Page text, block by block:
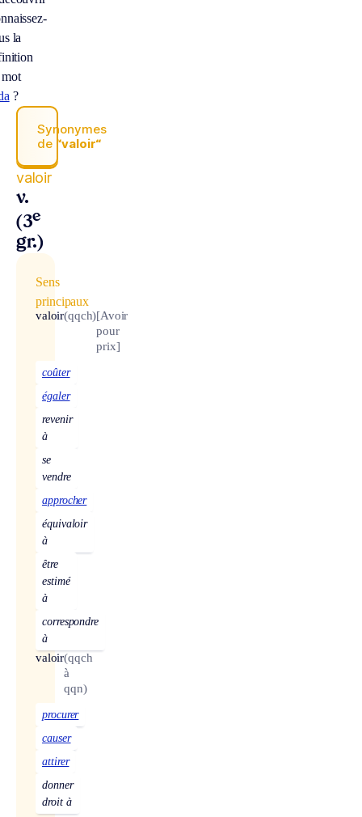
la
?
Synonymes
de “valoir“
valoir
v.
(3e
gr.)
Sens
principaux
valoir(qqch)[Avoir
pour
prix]
coûter
égaler
revenir
à
se
vendre
approcher
équivaloir
à
être
estimé
à
correspondre
à
valoir(qqch
à
qqn)
procurer
causer
attirer
donner
droit à